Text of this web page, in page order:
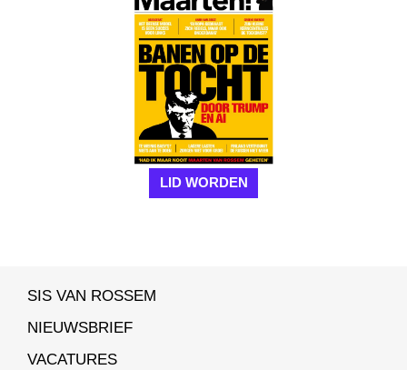
LID WORDEN
SIS VAN ROSSEM
NIEUWSBRIEF
VACATURES